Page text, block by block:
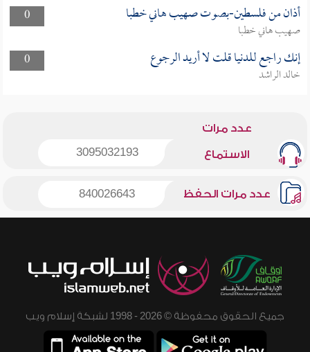
0
أذان من فلسطين-بصوت صهيب هاني خطبا
صهيب هاني خطبا
0
إنك راجع للدنيا قلت لا أريد الرجوع
خالد الراشد
عدد مرات
الاستماع 3095032193
عدد مرات الحفظ 840026643
جميع الحقوق محفوظة © 2026 - 1998 لشبكة إسلام ويب